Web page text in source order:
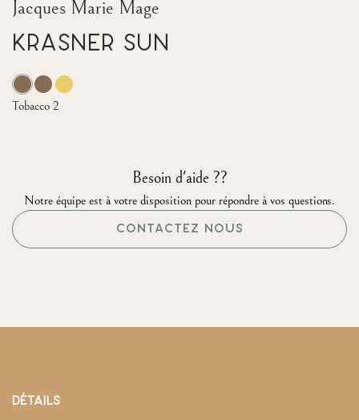
Jacques Marie Mage
Krasner Sun
Tobacco 2
Besoin d'aide ??
Notre équipe est à votre disposition pour répondre à vos questions.
CONTACTEZ NOUS
DÉTAILS